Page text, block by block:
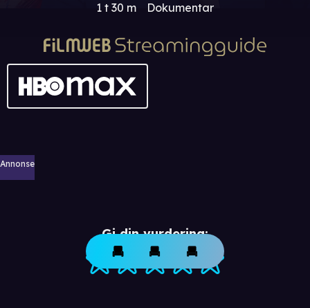
1 t 30 m Dokumentar
Annonse
Gi din vurdering: